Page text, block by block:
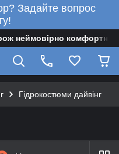
Задайте вопрос
неймовірно
Гідрокостюми дайвінг